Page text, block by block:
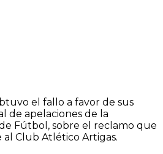
el fallo a favor de sus
de apelaciones de la
Fútbol, sobre el reclamo que
Club Atlético Artigas.